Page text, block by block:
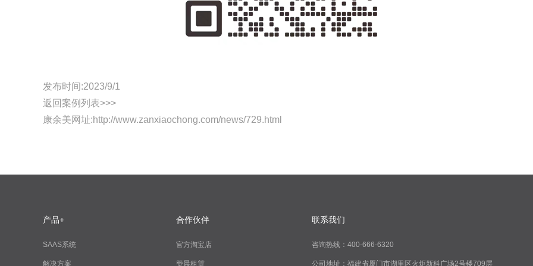
发布时间:2023/9/1
返回案例列表>>>
康余美网址:http://www.zanxiaochong.com/news/729.html
产品+
SAAS系统
解决方案
合作伙伴
官方淘宝店
赞晨租赁
联系我们
咨询热线：400-666-6320
公司地址：福建省厦门市湖里区火炬新科广场2号楼709层